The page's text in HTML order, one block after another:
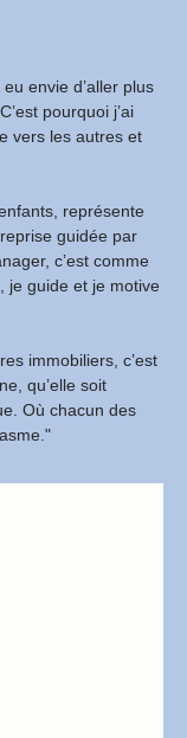
envie d’aller plus
pourquoi j’ai
vers les autres et
représente
guidée par
c’est comme
je guide et je motive
immobiliers, c’est
qu’elle soit
Où chacun des